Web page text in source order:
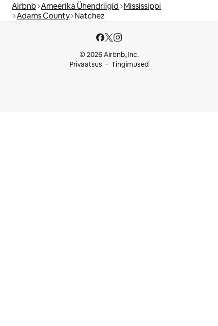
Airbnb Ameerika Ühendriigid Mississippi
Adams County Natchez
© 2026 Airbnb, Inc.
Privaatsus
Tingimused